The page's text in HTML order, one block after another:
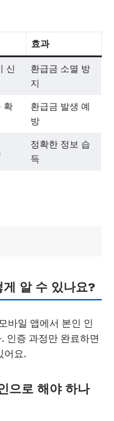
효과
신
환급금 소멸 방
지
확
환급금 발생 예
방
정확한 정보 습
득
게 알 수 있나요?
바일 앱에서 본인 인
인증 과정만 완료하면
어요.
으로 해야 하나